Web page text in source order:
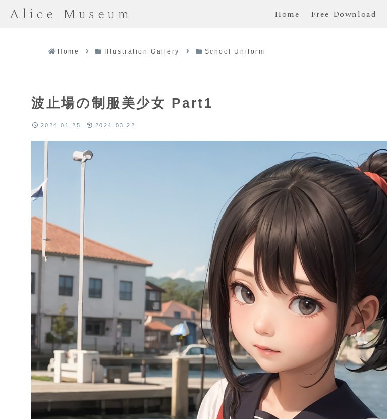
Alice Museum Home Free Download
Home Illustration Gallery School Uniform
波止場の制服美少女 Part1
2024.01.25 2024.03.22